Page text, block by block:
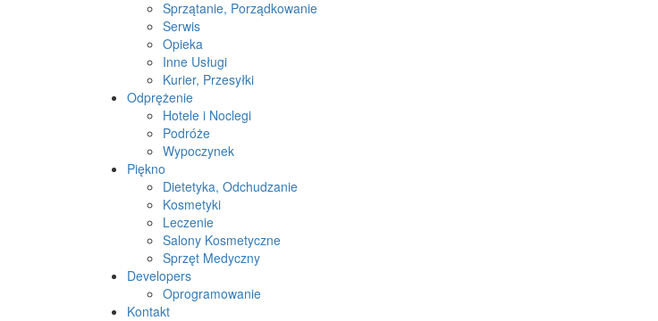
Sprzątanie, Porządkowanie
Serwis
Opieka
Inne Usługi
Kurier, Przesyłki
Odprężenie
Hotele i Noclegi
Podróże
Wypoczynek
Piękno
Dietetyka, Odchudzanie
Kosmetyki
Leczenie
Salony Kosmetyczne
Sprzęt Medyczny
Developers
Oprogramowanie
Kontakt